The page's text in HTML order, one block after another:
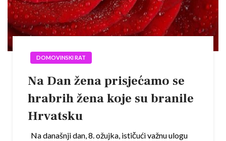
DOMOVINSKI RAT
Na Dan žena prisjećamo se
hrabrih žena koje su branile
Hrvatsku
Na današnji dan, 8. ožujka, ističući važnu ulogu